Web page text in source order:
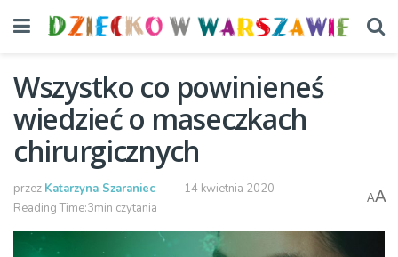
Wszystko co powinieneś
wiedzieć o maseczkach
chirurgicznych
przez Katarzyna Szaraniec
14 kwietnia 2020
Reading Time:3min czytania
AA